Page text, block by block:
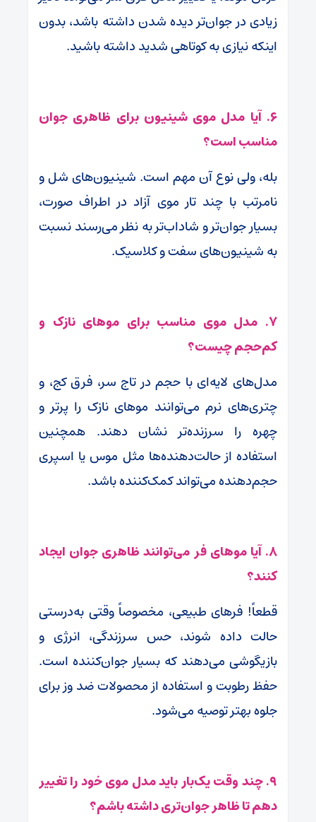
زیادی در جوان‌تر دیده شدن داشته باشد، بدون
اینکه نیازی به کوتاهی شدید داشته باشید.
۶. آیا مدل موی شینیون برای ظاهری جوان
مناسب است؟
بله، ولی نوع آن مهم است. شینیون‌های شل و
نامرتب با چند تار موی آزاد در اطراف صورت،
بسیار جوان‌تر و شاداب‌تر به نظر می‌رسند نسبت
به شینیون‌های سفت و کلاسیک.
۷. مدل موی مناسب برای موهای نازک و
کم‌حجم چیست؟
مدل‌های لایه‌ای با حجم در تاج سر، فرق کج، و
چتری‌های نرم می‌توانند موهای نازک را پرتر و
چهره را سرزنده‌تر نشان دهند. همچنین
استفاده از حالت‌دهنده‌ها مثل موس یا اسپری
حجم‌دهنده می‌تواند کمک‌کننده باشد.
۸. آیا موهای فر می‌توانند ظاهری جوان ایجاد
کنند؟
قطعاً! فرهای طبیعی، مخصوصاً وقتی به‌درستی
حالت داده شوند، حس سرزندگی، انرژی و
بازیگوشی می‌دهند که بسیار جوان‌کننده است.
حفظ رطوبت و استفاده از محصولات ضد وز برای
جلوه بهتر توصیه می‌شود.
۹. چند وقت یک‌بار باید مدل موی خود را تغییر
دهم تا ظاهر جوان‌تری داشته باشم؟